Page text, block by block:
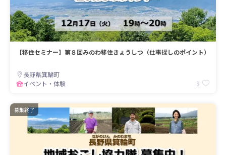
【移住セミナー】第８回みのわ移住きょうしつ（仕事探しのポイント）
長野県箕輪町
イベント・体験
8
募集終了